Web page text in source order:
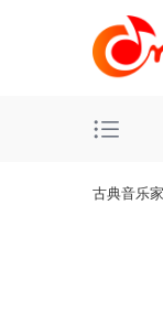
古典音乐